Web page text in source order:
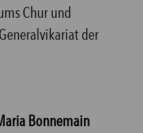
Chur und
der
Bonnemain